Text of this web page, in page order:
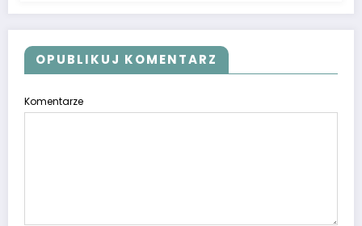
OPUBLIKUJ KOMENTARZ
Komentarze